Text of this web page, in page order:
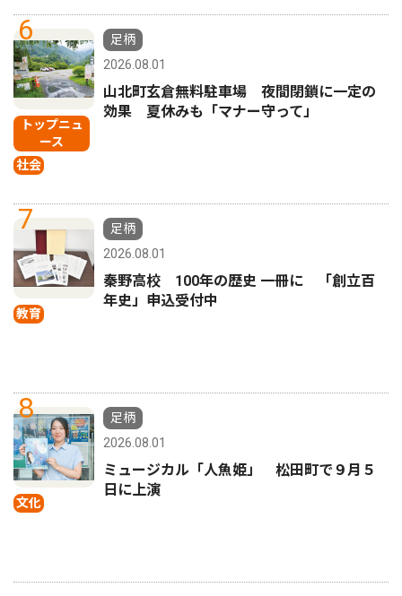
6
トップニュ
ース
社会
足柄
2026.08.01
山北町玄倉無料駐車場 夜間閉鎖に一定の
効果 夏休みも「マナー守って」
7
教育
足柄
2026.08.01
秦野高校 100年の歴史 一冊に 「創立百
年史」申込受付中
8
文化
足柄
2026.08.01
ミュージカル「人魚姫」 松田町で９月５
日に上演